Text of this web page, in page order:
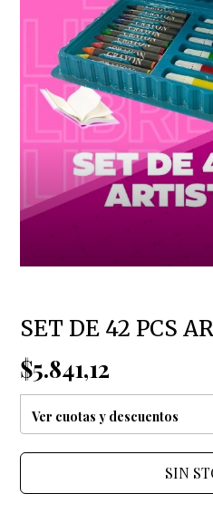
SET DE 42 PCS
$5.841,12
Ver cuotas y descuentos
SIN